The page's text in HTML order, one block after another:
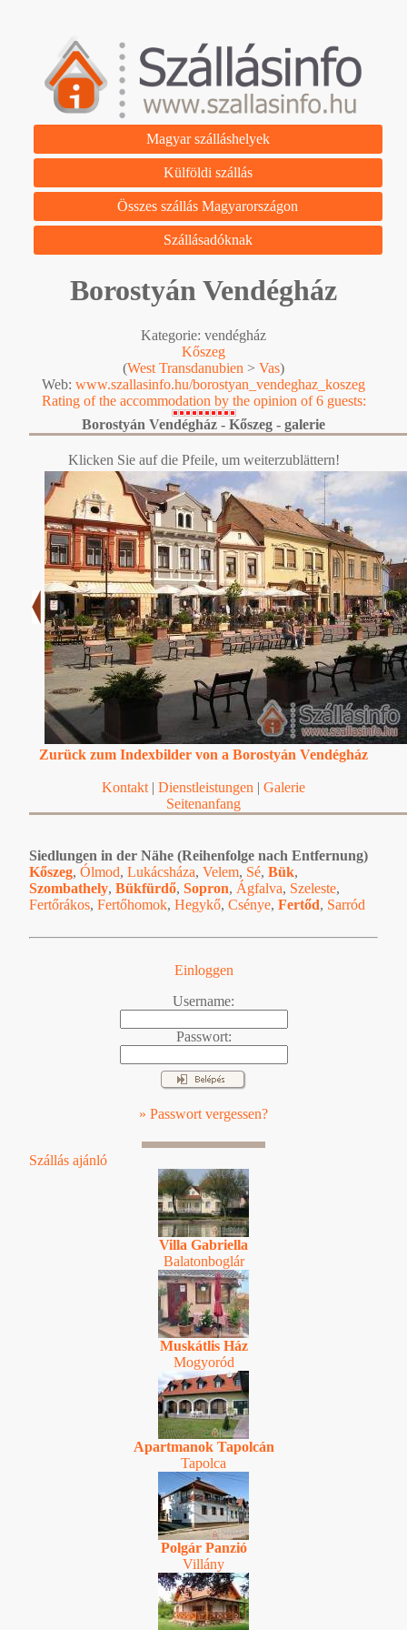
Magyar szálláshelyek
Külföldi szállás
Összes szállás Magyarországon
Szállásadóknak
Borostyán Vendégház
Kategorie: vendégház
Kőszeg
(West Transdanubien > Vas)
Web: www.szallasinfo.hu/borostyan_vendeghaz_koszeg
Rating of the accommodation by the opinion of 6 guests:
Borostyán Vendégház - Kőszeg - galerie
Klicken Sie auf die Pfeile, um weiterzublättern!
Zurück zum Indexbilder von a Borostyán Vendégház
Kontakt | Dienstleistungen | Galerie
Seitenanfang
Siedlungen in der Nähe (Reihenfolge nach Entfernung)
Kőszeg, Ólmod, Lukácsháza, Velem, Sé, Bük,
Szombathely, Bükfürdő, Sopron, Ágfalva, Szeleste,
Fertőrákos, Fertőhomok, Hegykő, Csénye, Fertőd, Sarród
Einloggen
Username:
Passwort:
» Passwort vergessen?
Szállás ajánló
Villa Gabriella
Balatonboglár
Muskátlis Ház
Mogyoród
Apartmanok Tapolcán
Tapolca
Polgár Panzió
Villány